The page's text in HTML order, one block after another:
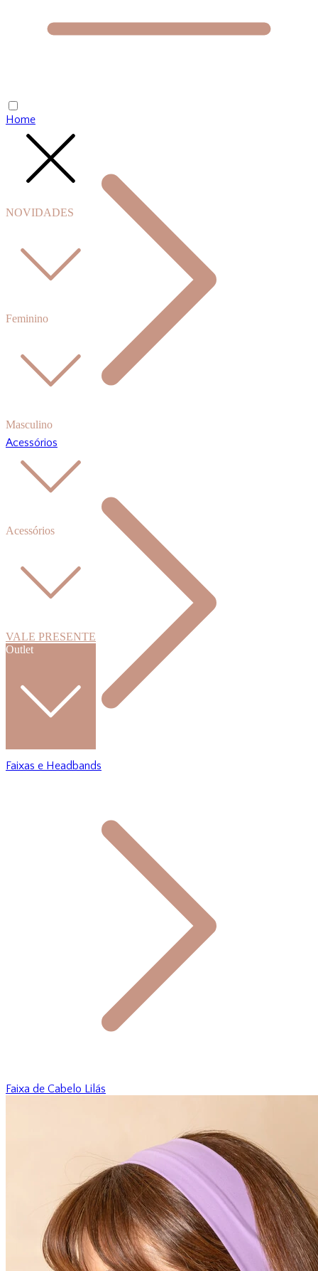
NOVIDADES
Feminino
Masculino
Acessórios
VALE PRESENTE
Outlet
Home
Acessórios
Faixas e Headbands
Faixa de Cabelo Lilás